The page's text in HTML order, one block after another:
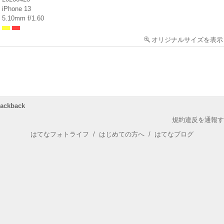
iPhone 13
5.10mm f/1.60
オリジナルサイズを表示
規約違反を通報
はてなフォトライフ / はじめての方へ / はてなブログ